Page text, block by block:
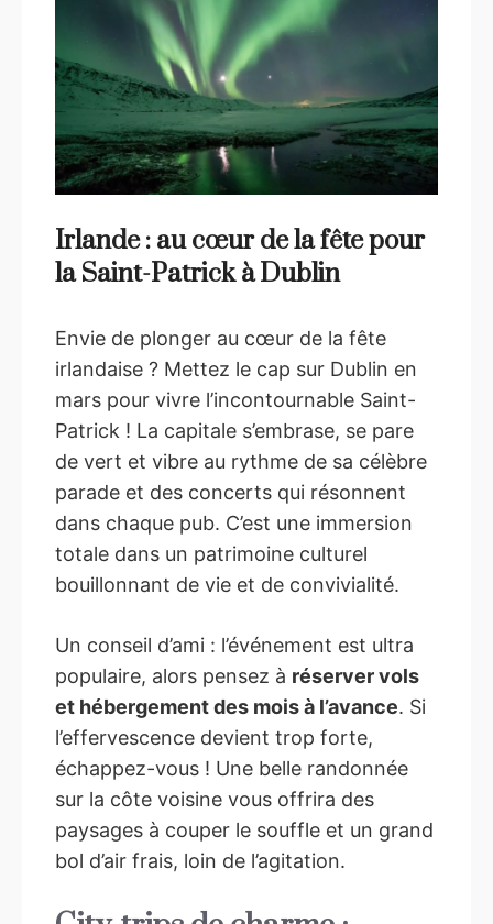
Irlande : au cœur de la fête pour
la Saint-Patrick à Dublin
Envie de plonger au cœur de la fête
irlandaise ? Mettez le cap sur Dublin en
mars pour vivre l’incontournable Saint-
Patrick ! La capitale s’embrase, se pare
de vert et vibre au rythme de sa célèbre
parade et des concerts qui résonnent
dans chaque pub. C’est une immersion
totale dans un patrimoine culturel
bouillonnant de vie et de convivialité.
Un conseil d’ami : l’événement est ultra
populaire, alors pensez à réserver vols
et hébergement des mois à l’avance. Si
l’effervescence devient trop forte,
échappez-vous ! Une belle randonnée
sur la côte voisine vous offrira des
paysages à couper le souffle et un grand
bol d’air frais, loin de l’agitation.